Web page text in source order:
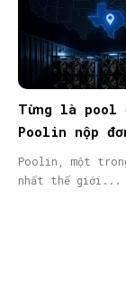
Từng là
Poolin nộp
Poolin, một
nhất thế giới...